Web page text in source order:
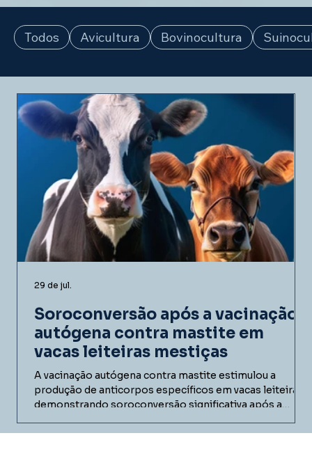
Todos Avicultura Bovinocultura
Soroconversão após a vacinação
autógena contra mastite em
vacas leiteiras mestiças
A vacinação autógena contra mastite estimulou a
produção de anticorpos específicos em vacas leiteiras,
demonstrando soroconversão significativa após a
em fazenda comercial e entenda como vacinas
29 de jul.